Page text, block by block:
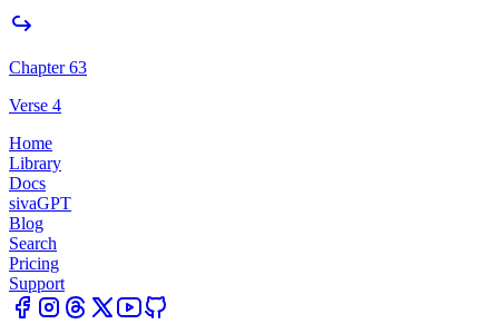
Chapter 63
Verse 4
Home
Library
Docs
sivaGPT
Blog
Search
Pricing
Support